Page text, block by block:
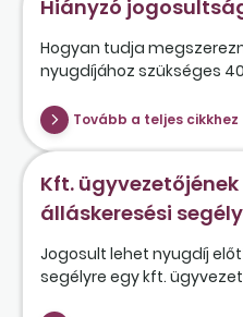
Hiányzó
Hogyan tudja
nyugdíjához szükséges
Tovább a teljes cikkhez
Kft.
álláskeresési
Jogosult lehet nyugdíj
segélyre egy kft.